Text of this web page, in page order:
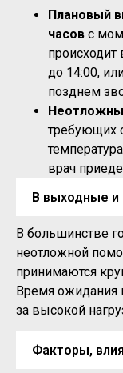
Плановый
часов с
до 14:00,
позднем
требующих
врач
В выходные и
В большинстве
неотложной
принимаются
Время ожидания
за высокой
Факторы,